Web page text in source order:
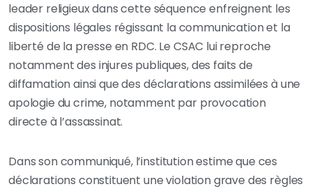
leader religieux dans cette séquence enfreignent les
dispositions légales régissant la communication et la
liberté de la presse en RDC. Le CSAC lui reproche
notamment des injures publiques, des faits de
diffamation ainsi que des déclarations assimilées à une
apologie du crime, notamment par provocation
directe à l’assassinat.
Dans son communiqué, l’institution estime que ces
déclarations constituent une violation grave des règles